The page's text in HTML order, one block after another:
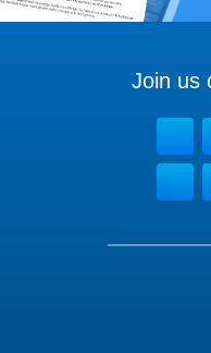
Join us